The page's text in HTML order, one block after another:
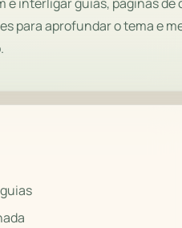
para aprofundar o tema e